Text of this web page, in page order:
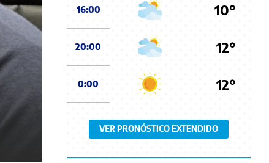
16:00 10°
20:00 12°
0:00 12°
VER PRONÓSTICO EXTENDIDO